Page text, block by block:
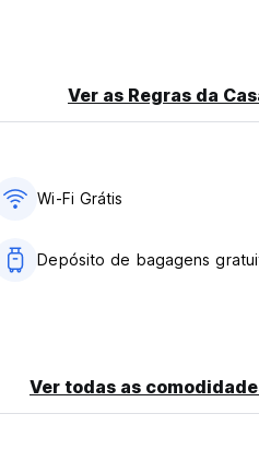
Ver as Regras da
Wi-Fi Grátis
Depósito de bagagens
Ver todas as